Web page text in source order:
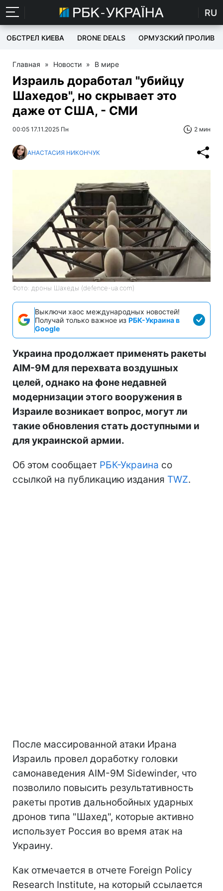
RU
ОБСТРЕЛ КИЕВА DRONE DEALS ОРМУЗСКИЙ ПРОЛИВ
Главная » Новости » В мире
Израиль доработал "убийцу
Шахедов", но скрывает это
даже от США, - СМИ
00:05 17.11.2025 Пн 2 мин
АНАСТАСИЯ НИКОНЧУК
Фото: дроны Шахеды (defence-ua.com)
Выключи хаос международных новостей!
Получай только важное из РБК-Украина в
Google
Украина продолжает применять ракеты
AIM-9M для перехвата воздушных
целей, однако на фоне недавней
модернизации этого вооружения в
Израиле возникает вопрос, могут ли
такие обновления стать доступными и
для украинской армии.
Об этом сообщает РБК-Украина со
ссылкой на публикацию издания TWZ.
После массированной атаки Ирана
Израиль провел доработку головки
самонаведения AIM-9M Sidewinder, что
позволило повысить результативность
ракеты против дальнобойных ударных
дронов типа "Шахед", которые активно
использует Россия во время атак на
Украину.
Как отмечается в отчете Foreign Policy
Research Institute, на который ссылается